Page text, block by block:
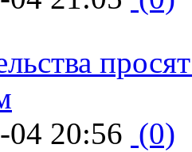
04 20:56 (0)